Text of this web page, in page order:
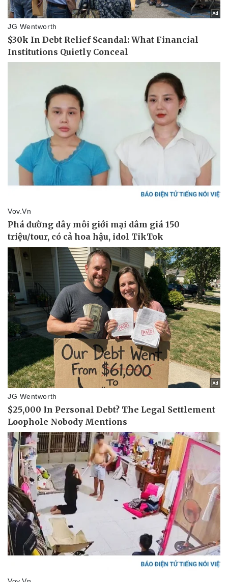
Doanh nghiệp
Thông tin doanh nghiệp
Công nghệ
Sành điệu
Tin Công nghệ
Sức khỏe
Dinh dưỡng - món ngon
Cây thuốc
Sản phụ khoa
Nhi khoa
Nam khoa
Phòng mạch online
Đời sống
Nhà đẹp
Tình yêu - Gia đình